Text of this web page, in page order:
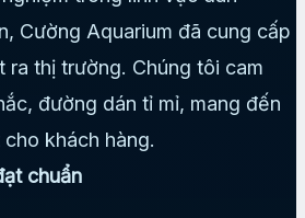
Cường Aquarium đã cung cấp
ra thị trường. Chúng tôi cam
đường dán tỉ mỉ, mang đến
khách hàng.
chuẩn